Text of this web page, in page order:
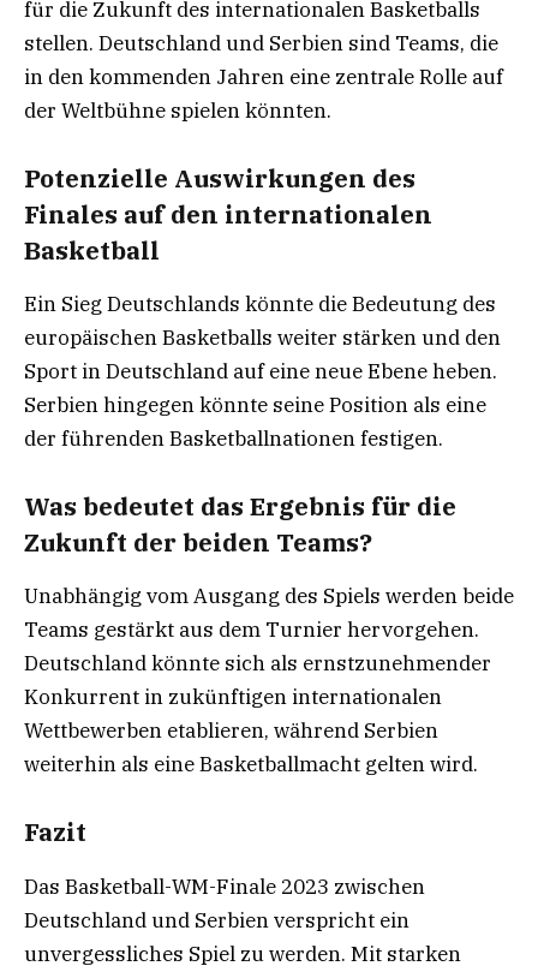
für die Zukunft des internationalen Basketballs
stellen. Deutschland und Serbien sind Teams, die
in den kommenden Jahren eine zentrale Rolle auf
der Weltbühne spielen könnten.
Potenzielle Auswirkungen des
Finales auf den internationalen
Basketball
Ein Sieg Deutschlands könnte die Bedeutung des
europäischen Basketballs weiter stärken und den
Sport in Deutschland auf eine neue Ebene heben.
Serbien hingegen könnte seine Position als eine
der führenden Basketballnationen festigen.
Was bedeutet das Ergebnis für die
Zukunft der beiden Teams?
Unabhängig vom Ausgang des Spiels werden beide
Teams gestärkt aus dem Turnier hervorgehen.
Deutschland könnte sich als ernstzunehmender
Konkurrent in zukünftigen internationalen
Wettbewerben etablieren, während Serbien
weiterhin als eine Basketballmacht gelten wird.
Fazit
Das Basketball-WM-Finale 2023 zwischen
Deutschland und Serbien verspricht ein
unvergessliches Spiel zu werden. Mit starken